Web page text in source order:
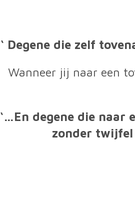
‘ Degene die zelf
Wanneer jij naar een
‘…En degene die naar
zonder twijfel